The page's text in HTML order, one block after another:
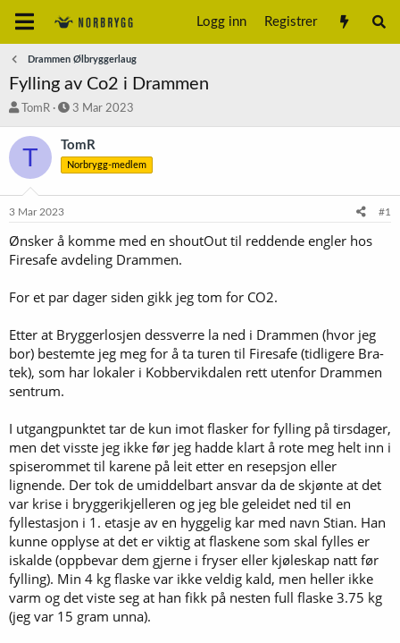
Logg inn Registrer
Drammen Ølbryggerlaug
Fylling av Co2 i Drammen
T
å
t
r
TomR
S
a
r
t
o
3 Mar 2023
T TomR
Norbrygg-medlem
3 Mar 2023 #1
Ønsker å komme med en shoutOut til reddende engler hos
Firesafe avdeling Drammen.
For et par dager siden gikk jeg tom for CO2.
Etter at Bryggerlosjen dessverre la ned i Drammen (hvor jeg
bor) bestemte jeg meg for å ta turen til Firesafe (tidligere Bra-
tek), som har lokaler i Kobbervikdalen rett utenfor Drammen
sentrum.
I utgangpunktet tar de kun imot flasker for fylling på tirsdager,
men det visste jeg ikke før jeg hadde klart å rote meg helt inn i
spiserommet til karene på leit etter en resepsjon eller
lignende. Der tok de umiddelbart ansvar da de skjønte at det
var krise i bryggerikjelleren og jeg ble geleidet ned til en
fyllestasjon i 1. etasje av en hyggelig kar med navn Stian. Han
kunne opplyse at det er viktig at flaskene som skal fylles er
iskalde (oppbevar dem gjerne i fryser eller kjøleskap natt før
fylling). Min 4 kg flaske var ikke veldig kald, men heller ikke
varm og det viste seg at han fikk på nesten full flaske 3.75 kg
(jeg var 15 gram unna).